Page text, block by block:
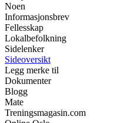
Noen
Informasjonsbrev
Fellesskap
Lokalbefolkning
Sidelenker
Sideoversikt
Legg merke til
Dokumenter
Blogg
Mate
Treningsmagasin.com